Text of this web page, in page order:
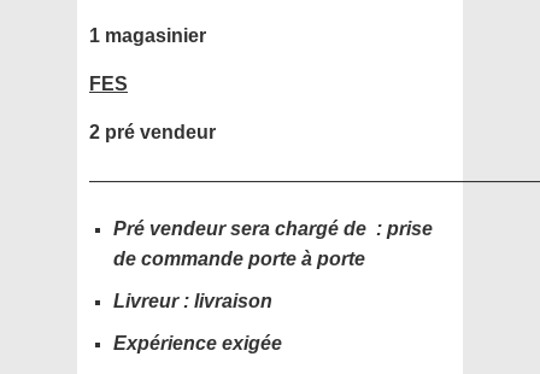
1 magasinier
FES
2 pré vendeur
Pré vendeur sera chargé de : prise
de commande porte à porte
Livreur : livraison
Expérience exigée